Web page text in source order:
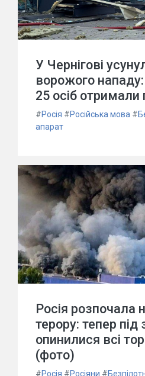
У Чернігові
ворожого
25 осіб отримали
#Росія #Російська мова #
апарат
Росія розпочала
терору: тепер
опинилися всі
(фото)
#Росія #Росіяни #